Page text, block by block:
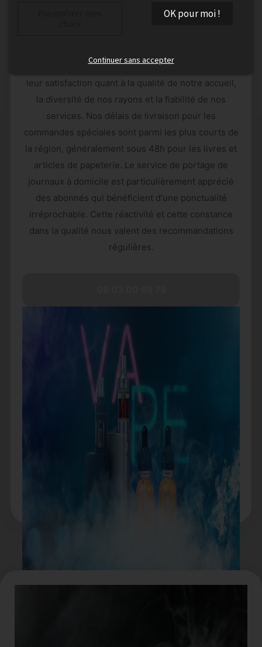
spécificités locales et de maintenir des tarifs
Les retours de nos clients à Allassac témoignent de
leur satisfaction quant à la qualité de notre accueil,
la diversité de nos rayons et la fiabilité de nos
services. Nos délais de livraison pour les
commandes spéciales sont parmi les plus courts de
la région, généralement sous 48h pour les livres et
articles de papeterie. Le service de portage de
journaux à domicile est particulièrement apprécié
des abonnés qui bénéficient d'une ponctualité
irréprochable. Cette réactivité et cette constance
dans la qualité nous valent des recommandations
régulières.
OK pour moi !
Continuer sans accepter